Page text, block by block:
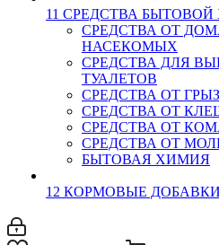
11 СРЕДСТВА
СРЕДСТВА ОТ
НАСЕКОМЫХ
СРЕДСТВА ДЛЯ
ТУАЛЕТОВ
СРЕДСТВА ОТ
СРЕДСТВА ОТ
СРЕДСТВА ОТ
СРЕДСТВА ОТ
БЫТОВАЯ ХИМИЯ
12 КОРМОВЫЕ ДОБАВКИ